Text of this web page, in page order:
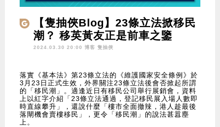
【隻抽俠Blog】23條立法掀移民
潮？ 移英黃友正是前車之鑒
2024.03.30 20:00 博客 隻抽俠
落實《基本法》第23條立法的《維護國家安全條例》於
3月23日正式生效，外界關注23條立法後會否掀起所謂
的「移民潮」。適逢近日有移民公司舉行展銷會，資料
上以紅字介紹「23條立法通過，登記移民展入場人數即
時直線攀升」，還說什麼「樓市全面撤辣，港人趁最後
落閘機會賣樓移民」，更令「移民潮」的說法甚囂塵
上。